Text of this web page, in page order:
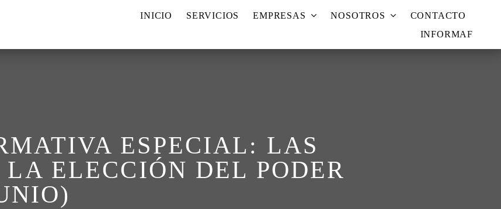
INICIO SERVICIOS EMPRESAS NOSOTROS
CONTACTO
INFORMAF
ESPECIAL: LAS
ELECCIÓN DEL PODER